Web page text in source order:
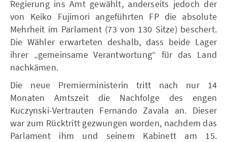
Regierung ins Amt gewählt, anderseits jedoch der
von Keiko Fujimori angeführten FP die absolute
Mehrheit im Parlament (73 von 130 Sitze) beschert.
Die Wähler erwarteten deshalb, dass beide Lager
ihrer „gemeinsame Verantwortung“ für das Land
nachkämen.
Die neue Premierministerin tritt nach nur 14
Monaten Amtszeit die Nachfolge des engen
Kuczynski-Vertrauten Fernando Zavala an. Dieser
war zum Rücktritt gezwungen worden, nachdem das
Parlament ihm und seinem Kabinett am 15.